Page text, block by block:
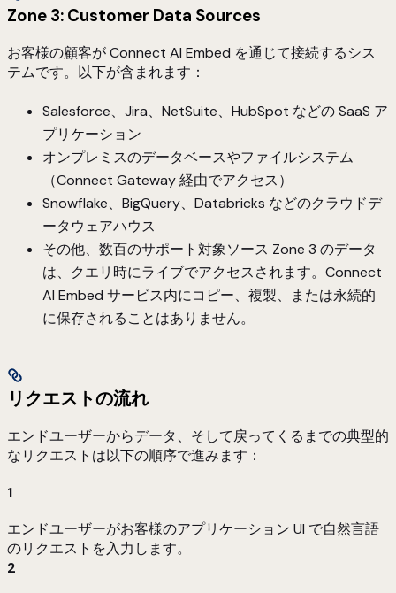
Zone 3: Customer Data Sources
お客様の顧客が Connect AI Embed を通じて接続するシス
テムです。以下が含まれます：
Salesforce、Jira、NetSuite、HubSpot などの SaaS ア
プリケーション
オンプレミスのデータベースやファイルシステム
（Connect Gateway 経由でアクセス）
Snowflake、BigQuery、Databricks などのクラウドデ
ータウェアハウス
その他、数百のサポート対象ソース Zone 3 のデータ
は、クエリ時にライブでアクセスされます。Connect
AI Embed サービス内にコピー、複製、または永続的
に保存されることはありません。
リクエストの流れ
エンドユーザーからデータ、そして戻ってくるまでの典型的
なリクエストは以下の順序で進みます：
1
エンドユーザーがお客様のアプリケーション UI で自然言語
のリクエストを入力します。
2